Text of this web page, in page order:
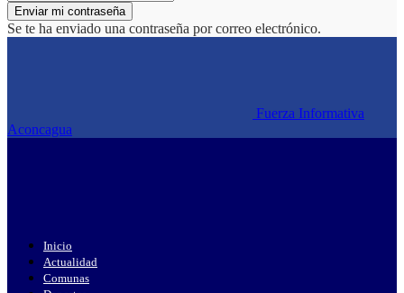
Se te ha enviado una contraseña por correo electrónico.
Fuerza Informativa
Aconcagua
Inicio
Actualidad
Comunas